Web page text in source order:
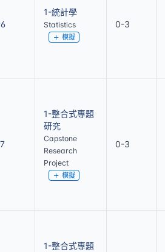
1-統計學
Statistics
模擬
0-3
1-整合式專題
研究
Capstone
Research
Project
模擬
0-3
1-整合式專題